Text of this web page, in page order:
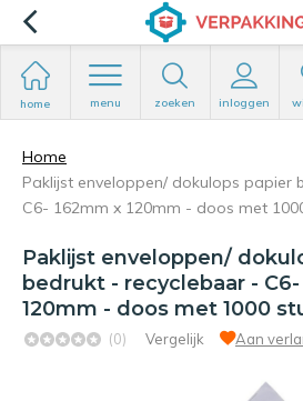
home menu zoeken inloggen
Home
Paklijst enveloppen/ dokulops papier
C6- 162mm x 120mm - doos met
Paklijst enveloppen/
bedrukt - recyclebaar -
120mm - doos met 1000
(0) Vergelijk Aan